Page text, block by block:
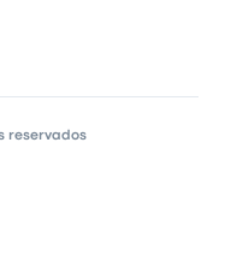
reservados